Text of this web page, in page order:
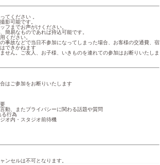
てください 。
影可能です。
フまでお声がけください。
簡易なものであれば持込可能です。
ください。
事故などで当日不参加になってしまった場合、お客様の交通費、宿
できかねます
せん。ご友人、お子様、いきものを連れての参加はお断りいたしま
はご参加をお断りいたします
動、またプライバシーに関わる話題や質問
る行為
オ内・スタジオ前待機
ンセルは不可となります。